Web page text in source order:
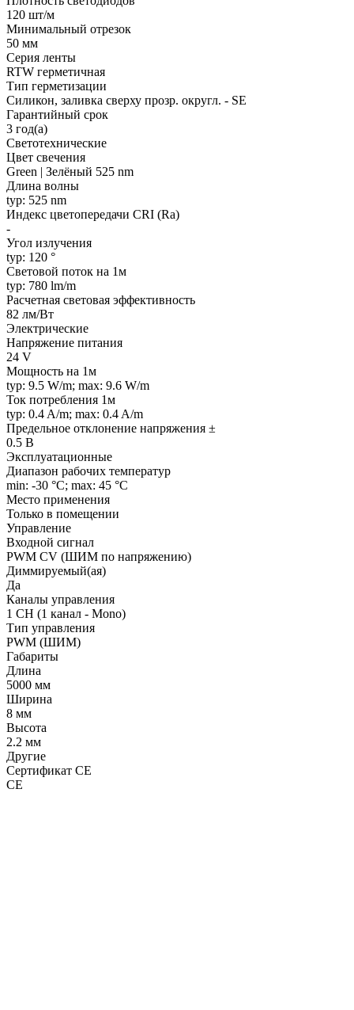
120 шт/м
Минимальный отрезок
50 мм
Серия ленты
RTW герметичная
Тип герметизации
Силикон, заливка сверху прозр. округл. - SE
Гарантийный срок
3 год(а)
Светотехнические
Цвет свечения
Green | Зелёный 525 nm
Длина волны
typ: 525 nm
Индекс цветопередачи CRI (Ra)
-
Угол излучения
typ: 120 °
Световой поток на 1м
typ: 780 lm/m
Расчетная световая эффективность
82 лм/Вт
Электрические
Напряжение питания
24 V
Мощность на 1м
typ: 9.5 W/m; max: 9.6 W/m
Ток потребления 1м
typ: 0.4 A/m; max: 0.4 A/m
Предельное отклонение напряжения ±
0.5 В
Эксплуатационные
Диапазон рабочих температур
min: -30 °C; max: 45 °C
Место применения
Только в помещении
Управление
Входной сигнал
PWM СV (ШИМ по напряжению)
Диммируемый(ая)
Да
Каналы управления
1 CH (1 канал - Mono)
Тип управления
PWM (ШИМ)
Габариты
Длина
5000 мм
Ширина
8 мм
Высота
2.2 мм
Другие
Сертификат CE
CE